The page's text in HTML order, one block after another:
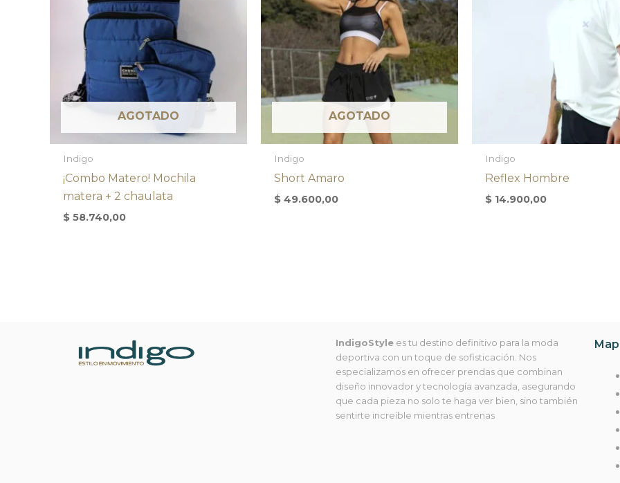
AGOTADO
Indigo
¡Combo Matero! Mochila
matera + 2 chaulata
$ 58.740,00
AGOTADO
Indigo
Short Amaro
$ 49.600,00
Indigo
Reflex Hombre
$ 14.900,00
IndigoStyle es tu destino definitivo para la moda
deportiva con un toque de sofisticación. Nos
especializamos en ofrecer prendas que combinan
diseño innovador y tecnología avanzada, asegurando
que cada pieza no solo te haga ver bien, sino también
sentirte increíble mientras entrenas